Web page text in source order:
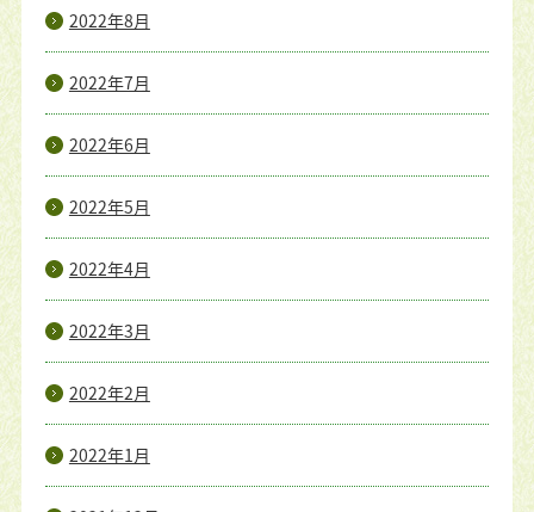
2022年8月
2022年7月
2022年6月
2022年5月
2022年4月
2022年3月
2022年2月
2022年1月